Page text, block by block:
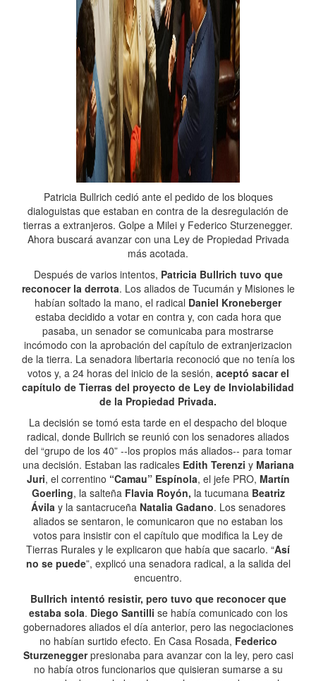
Patricia Bullrich cedió ante el pedido de los bloques
dialoguistas que estaban en contra de la desregulación de
tierras a extranjeros. Golpe a Milei y Federico Sturzenegger.
Ahora buscará avanzar con una Ley de Propiedad Privada
más acotada.
Después de varios intentos, Patricia Bullrich tuvo que
reconocer la derrota. Los aliados de Tucumán y Misiones le
habían soltado la mano, el radical Daniel Kroneberger
estaba decidido a votar en contra y, con cada hora que
pasaba, un senador se comunicaba para mostrarse
incómodo con la aprobación del capítulo de extranjerizacion
de la tierra. La senadora libertaria reconoció que no tenía los
votos y, a 24 horas del inicio de la sesión, aceptó sacar el
capítulo de Tierras del proyecto de Ley de Inviolabilidad
de la Propiedad Privada.
La decisión se tomó esta tarde en el despacho del bloque
radical, donde Bullrich se reunió con los senadores aliados
del “grupo de los 40” --los propios más aliados-- para tomar
una decisión. Estaban las radicales Edith Terenzi y Mariana
Juri, el correntino “Camau” Espínola, el jefe PRO, Martín
Goerling, la salteña Flavia Royón, la tucumana Beatriz
Ávilay la santacruceñaNatalia Gadano. Los senadores
aliados se sentaron, le comunicaron que no estaban los
votos para insistir con el capítulo que modifica la Ley de
Tierras Rurales y le explicaron que había que sacarlo. “Así
no se puede”, explicó una senadora radical, a la salida del
encuentro.
Bullrich intentó resistir, pero tuvo que reconocer que
estaba sola. Diego Santilli se había comunicado con los
gobernadores aliados el día anterior, pero las negociaciones
no habían surtido efecto. En Casa Rosada, Federico
Sturzeneggerpresionaba para avanzar con la ley, pero casi
no había otros funcionarios que quisieran sumarse a su